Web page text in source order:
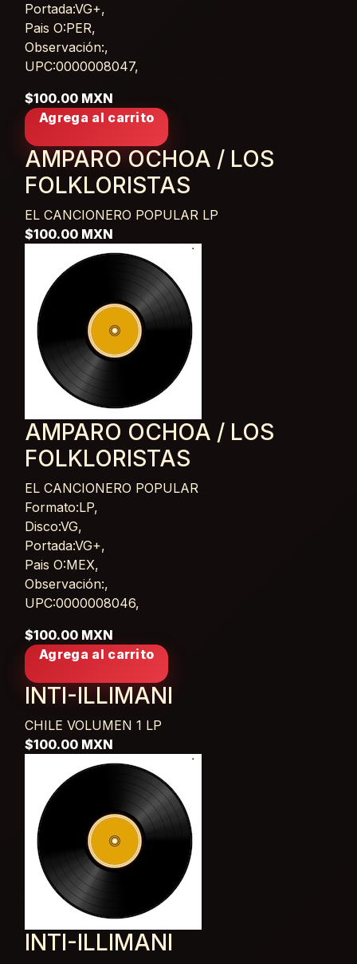
Portada:VG+,
Pais O:PER,
Observación:,
UPC:0000008047,
$100.00 MXN
Agrega al carrito
AMPARO OCHOA / LOS
FOLKLORISTAS
EL CANCIONERO POPULAR LP
$100.00 MXN
AMPARO OCHOA / LOS
FOLKLORISTAS
EL CANCIONERO POPULAR
Card List Article
Formato:LP,
Disco:VG,
Portada:VG+,
Pais O:MEX,
Observación:,
UPC:0000008046,
$100.00 MXN
Agrega al carrito
INTI-ILLIMANI
CHILE VOLUMEN 1 LP
$100.00 MXN
INTI-ILLIMANI